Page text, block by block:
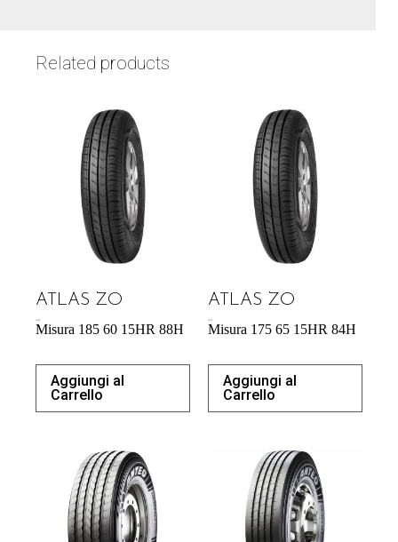
Related products
ATLAS ZO
Misura 185 60 15HR 88H
Aggiungi al
Carrello
ATLAS ZO
Misura 175 65 15HR 84H
Aggiungi al
Carrello